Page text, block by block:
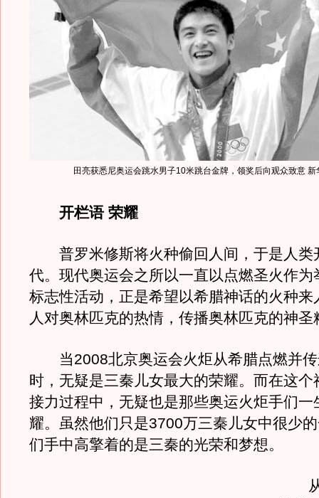
田亮获悉尼奥运会跳水男子10米跳台金牌，领奖后向观众致意 新
开栏语 荣耀
普罗米修斯将火种偷回人间，于是人类
代。现代奥运会之所以一直以点燃圣火作为
标志性活动，正是希望以希腊神话的火种来
人对奥林匹克的热情，传播奥林匹克的神圣
当2008北京奥运会火炬从希腊点燃并传
时，无疑是三秦儿女最大的荣耀。而在这个
接力过程中，无疑也是那些奥运火炬手们一
耀。虽然他们只是3700万三秦儿女中很少
们手中高擎着的是三秦的光荣和梦想。
从